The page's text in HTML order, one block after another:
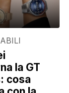
la GT
cosa